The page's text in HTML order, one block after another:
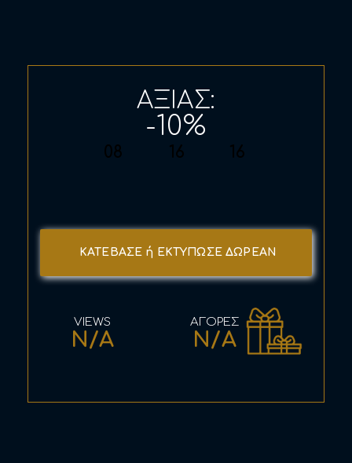
ΑΞΙΑΣ:
-10%
08 16 16
ΚΑΤΕΒΑΣΕ ή ΕΚΤΥΠΩΣΕ ΔΩΡΕΑΝ
N/A N/A